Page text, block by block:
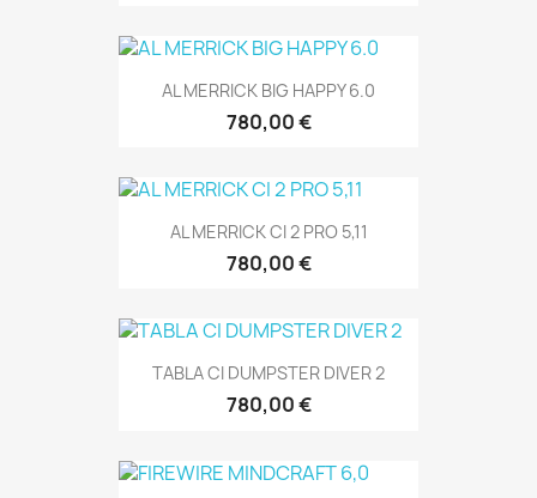
AL MERRICK BIG HAPPY 6.0
780,00 €
AL MERRICK CI 2 PRO 5,11
780,00 €
TABLA CI DUMPSTER DIVER 2
780,00 €